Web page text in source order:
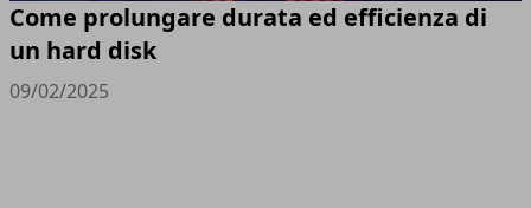
Come prolungare durata ed efficienza di
un hard disk
09/02/2025